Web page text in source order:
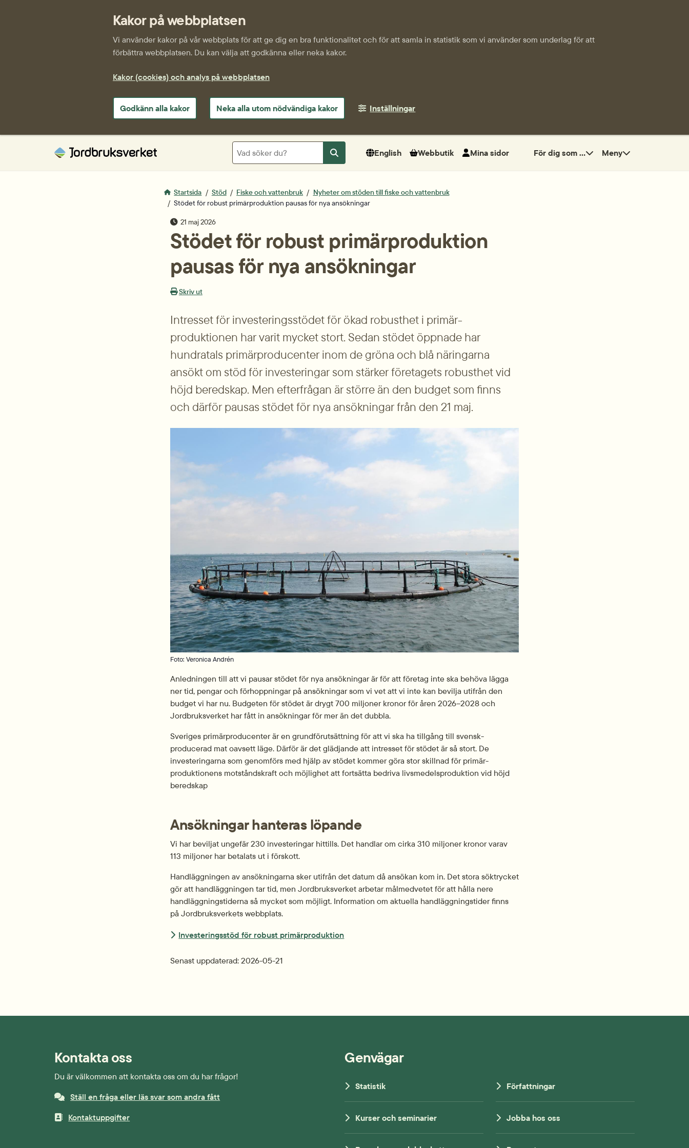
Kakor på webbplatsen
Vi använder kakor på vår webbplats för att ge dig en bra funktionalitet och för att samla in statistik som vi använder som underlag för att
förbättra webbplatsen. Du kan välja att godkänna eller neka kakor.
Kakor (cookies) och analys på webbplatsen
Godkänn alla kakor Neka alla utom nödvändiga kakor Inställningar
Sök
Sök
English Webbutik Mina sidor För dig som ... Meny
Startsida Stöd Fiske och vattenbruk
Nyheter om stöden till fiske och vattenbruk
Stödet för robust primärproduktion pausas för nya ansökningar
publiceringsdatum
21 maj 2026
Stödet för robust primärproduktion
pausas för nya ansökningar
Skriv ut
Intresset för investeringsstödet för ökad robusthet i primär­
produktionen har varit mycket stort. Sedan stödet öppnade har
hundratals primärproducenter inom de gröna och blå näringarna
ansökt om stöd för investeringar som stärker företagets robusthet vid
höjd beredskap. Men efterfrågan är större än den budget som finns
och därför pausas stödet för nya ansökningar från den 21 maj.
Foto: Veronica Andrén
Anledningen till att vi pausar stödet för nya ansökningar är för att företag inte ska behöva lägga
ner tid, pengar och förhoppningar på ansökningar som vi vet att vi inte kan bevilja utifrån den
budget vi har nu. Budgeten för stödet är drygt 700 miljoner kronor för åren 2026–2028 och
Jordbruksverket har fått in ansökningar för mer än det dubbla.
Sveriges primärproducenter är en grundförutsättning för att vi ska ha tillgång till svensk­
producerad mat oavsett läge. Därför är det glädjande att intresset för stödet är så stort. De
investeringarna som genomförs med hjälp av stödet kommer göra stor skillnad för primär­
produktionens motståndskraft och möjlighet att fortsätta bedriva livsmedelsproduktion vid höjd
beredskap
Ansökningar hanteras löpande
Vi har beviljat ungefär 230 investeringar hittills. Det handlar om cirka 310 miljoner kronor varav
113 miljoner har betalats ut i förskott.
Handläggningen av ansökningarna sker utifrån det datum då ansökan kom in. Det stora sök­trycket
gör att handläggningen tar tid, men Jordbruksverket arbetar målmedvetet för att hålla nere
handläggningstiderna så mycket som möjligt. Information om aktuella handläggningstider finns
på Jordbruksverkets webbplats.
Investeringsstöd för robust primärproduktion
Senast uppdaterad: 2026-05-21
Kontakta oss
Du är välkommen att kontakta oss om du har frågor!
Ställ en fråga eller läs svar som andra fått
Kontaktuppgifter
Genvägar
Statistik Författningar
Kurser och seminarier Jobba hos oss